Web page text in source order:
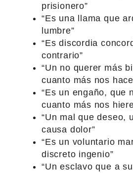
prisionero”
“Es una llama que
lumbre”
“Es discordia
contrario”
“Un no querer más
cuanto más nos
“Es un engaño, que
cuanto más nos
“Un mal que deseo,
causa dolor”
“Es un voluntario
discreto ingenio”
“Un esclavo que a